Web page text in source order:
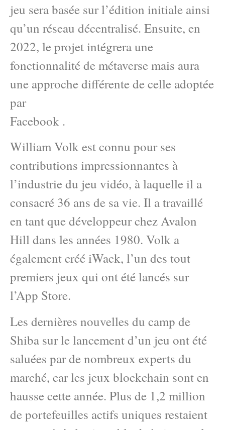
jeu sera basée sur l’édition initiale ainsi
qu’un réseau décentralisé. Ensuite, en
2022, le projet intégrera une
fonctionnalité de métaverse mais aura
une approche différente de celle adoptée
par
Facebook .
William Volk est connu pour ses
contributions impressionnantes à
l’industrie du jeu vidéo, à laquelle il a
consacré 36 ans de sa vie. Il a travaillé
en tant que développeur chez Avalon
Hill dans les années 1980. Volk a
également créé iWack, l’un des tout
premiers jeux qui ont été lancés sur
l’App Store.
Les dernières nouvelles du camp de
Shiba sur le lancement d’un jeu ont été
saluées par de nombreux experts du
marché, car les jeux blockchain sont en
hausse cette année. Plus de 1,2 million
de portefeuilles actifs uniques restaient